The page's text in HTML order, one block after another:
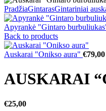
PradžiaGintarasGintariniai
Apyrankė "Gintaro
Back to products
Auskarai "Onikso aura" €79,00
AUSKARAI
€25,00